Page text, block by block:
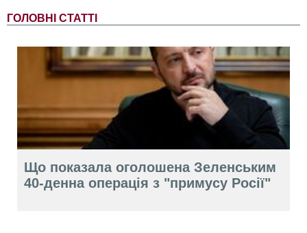
ГОЛОВНІ СТАТТІ
Що показала оголошена Зеленським
40-денна операція з "примусу Росії"